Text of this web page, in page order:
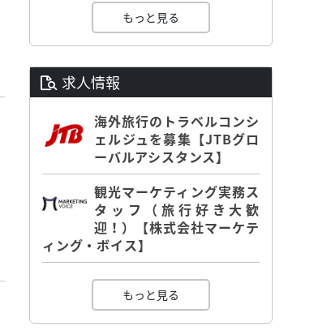
もっと見る
求人情報
海外旅行のトラベルコンシ
ェルジュを募集【JTBグロ
ーバルアシスタンス】
観光マーケティング実務ス
タッフ（旅行好き大歓
迎！）【株式会社マーケテ
ィング・ボイス】
もっと見る